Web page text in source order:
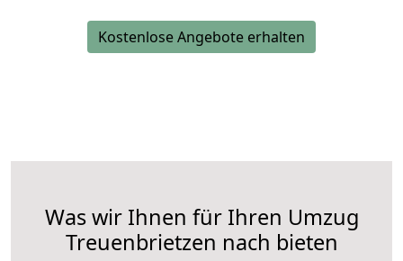
Kostenlose Angebote erhalten
Was wir Ihnen für Ihren Umzug
Treuenbrietzen nach bieten